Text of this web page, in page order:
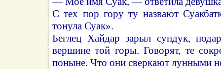
С тех пор гору ту назвают
тонула Суак».
Беглец Хайдар зарыл сундук,
вершине той горы. Говорят, те
поныне. Что они сверкают лунными